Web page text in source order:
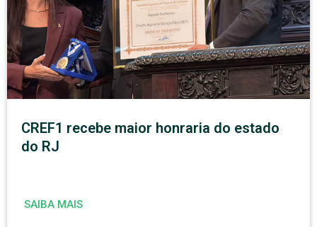
CREF1 recebe maior honraria do estado
do RJ
SAIBA MAIS